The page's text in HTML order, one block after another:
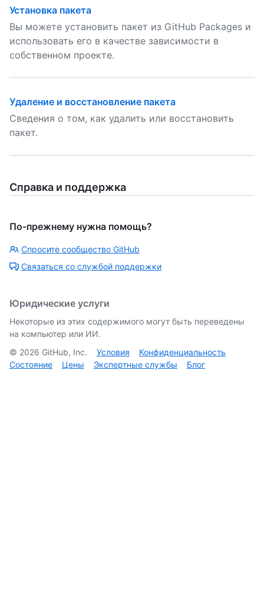
Установка пакета
Вы можете установить пакет из GitHub Packages и
использовать его в качестве зависимости в
собственном проекте.
Удаление и восстановление пакета
Сведения о том, как удалить или восстановить
пакет.
Справка и поддержка
По-прежнему нужна помощь?
Спросите сообщество GitHub
Связаться со службой поддержки
Юридические услуги
Некоторые из этих содержимого могут быть переведены
на компьютер или ИИ.
© 2026 GitHub, Inc. Условия
Конфиденциальность
Состояние
Цены Экспертные службы Блог